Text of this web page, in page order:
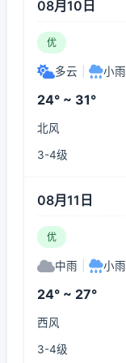
08月10日
优
多云 小雨
24° ~ 31°
北风
3-4级
08月11日
优
中雨 小雨
24° ~ 27°
西风
3-4级